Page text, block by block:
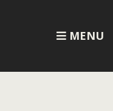
MENU